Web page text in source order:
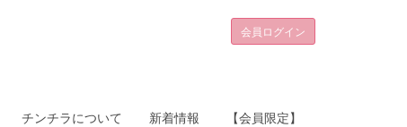
会員ログイン
チンチラについて 新着情報 【会員限定】